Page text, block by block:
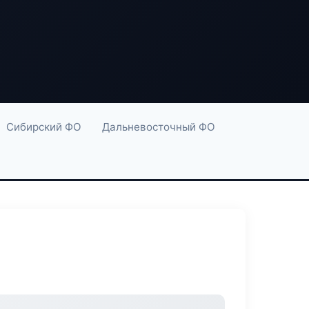
Сибирский ФО Дальневосточный ФО